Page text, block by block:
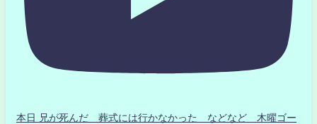
本日 兄が死んだ 葬式には行かなかった などなど 木曜ゴー